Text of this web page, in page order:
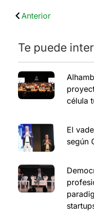
Anterior
Te puede
célula
El
según